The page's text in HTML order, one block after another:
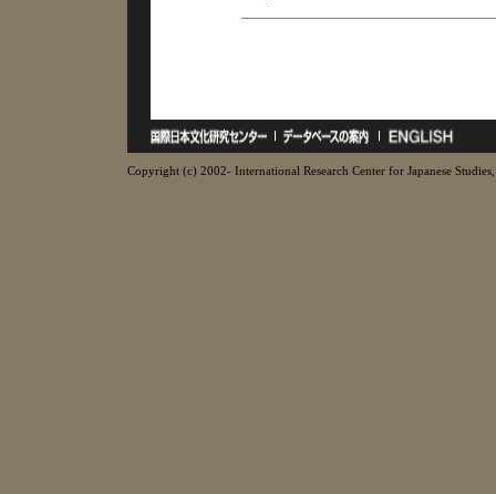
Copyright (c) 2002- International Research Center for Japanese